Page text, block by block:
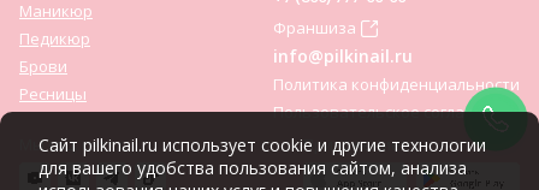
Маникюр
Педикюр
Брови
Ресницы
Франшиза
info@pilkinail.ru
Политика конфиденциальности
Пользовательское соглашение
Мы соц. сетях:
Приложение:
Сайт pilkinail.ru использует cookie и другие технологии
для вашего удобства пользования сайтом, анализа